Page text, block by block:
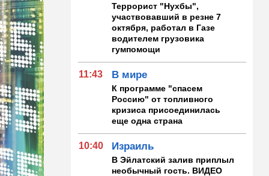
Террорист "Нухбы",
участвовавший в резне 7
октября, работал в Газе
водителем грузовика
гумпомощи
11:43 В мире
К программе "спасем
Россию" от топливного
кризиса присоединилась
еще одна страна
10:40 Израиль
В Эйлатский залив приплыл
необычный гость. ВИДЕО